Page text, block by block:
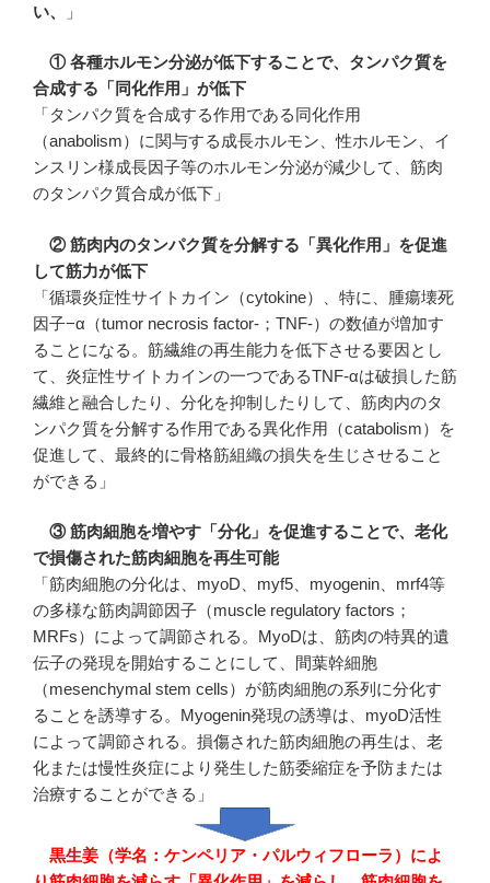
い、
」
① 各種ホルモン分泌が低下することで、タンパク質を
合成する「同化作用」が低下
「タンパク質を合成する作用である同化作用
（anabolism）に関与する成長ホルモン、性ホルモン、イ
ンスリン様成長因子等のホルモン分泌が減少して、筋肉
のタンパク質合成が低下」
② 筋肉内のタンパク質を分解する「異化作用」を促進
して筋力が低下
「循環炎症性サイトカイン（cytokine）、特に、腫瘍壊死
因子−α（tumor necrosis factor-；TNF-）の数値が増加す
ることになる。筋繊維の再生能力を低下させる要因とし
て、炎症性サイトカインの一つであるTNF-αは破損した筋
繊維と融合したり、分化を抑制したりして、筋肉内のタ
ンパク質を分解する作用である異化作用（catabolism）を
促進して、最終的に骨格筋組織の損失を生じさせること
ができる」
③ 筋肉細胞を増やす「分化」を促進することで、老化
で損傷された筋肉細胞を再生可能
「筋肉細胞の分化は、myoD、myf5、myogenin、mrf4等
の多様な筋肉調節因子（muscle regulatory factors；
MRFs）によって調節される。MyoDは、筋肉の特異的遺
伝子の発現を開始することにして、間葉幹細胞
（mesenchymal stem cells）が筋肉細胞の系列に分化す
ることを誘導する。Myogenin発現の誘導は、myoD活性
によって調節される。損傷された筋肉細胞の再生は、老
化または慢性炎症により発生した筋委縮症を予防または
治療することができる」
黒生姜（学名：ケンペリア・パルウィフローラ）によ